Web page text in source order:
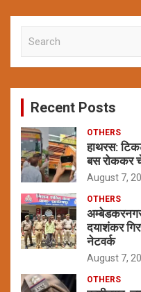
c
Recent Posts
OTHERS
हाथरस:
बस रोककर
August 7,
OTHERS
दयाशंकर
नेटवर्क
August 7,
OTHERS